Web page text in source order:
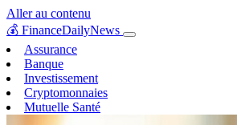
Aller au contenu
💰 FinanceDailyNews
Assurance
Banque
Investissement
Cryptomonnaies
Mutuelle Santé